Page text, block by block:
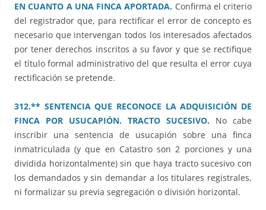
EN CUANTO A UNA FINCA APORTADA. Confirma el criterio
del registrador que, para rectificar el error de concepto es
necesario que intervengan todos los interesados afectados
por tener derechos inscritos a su favor y que se rectifique
el título formal administrativo del que resulta el error cuya
rectificación se pretende.
312.** SENTENCIA QUE RECONOCE LA ADQUISICIÓN DE
FINCA POR USUCAPIÓN. TRACTO SUCESIVO. No cabe
inscribir una sentencia de usucapión sobre una finca
inmatriculada (y que en Catastro son 2 porciones y una
dividida horizontalmente) sin que haya tracto sucesivo con
los demandados y sin demandar a los titulares registrales,
ni formalizar su previa segregación o división horizontal.